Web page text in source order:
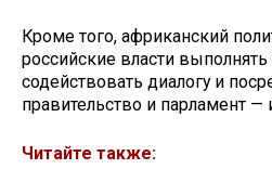
Кроме того, африканский
российские власти
содействовать диалогу и
правительство и парламент —
Читайте также: